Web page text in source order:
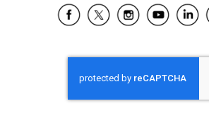
Samsung El Salvador
Samsung Honduras
Samsung Nicaragua
Samsung Panamá